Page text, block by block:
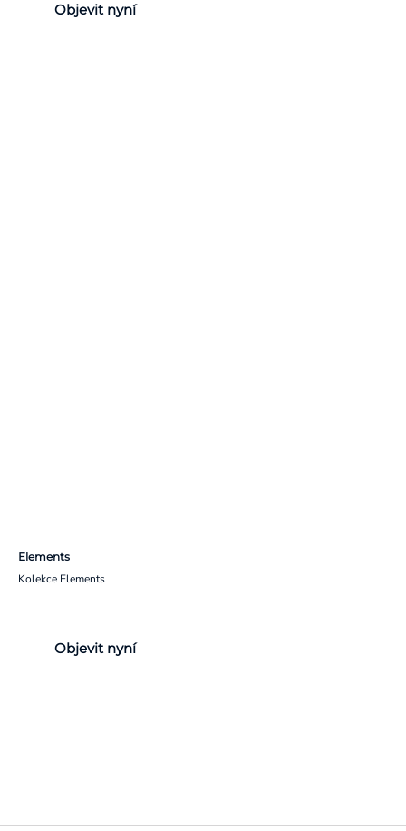
Objevit nyní
Elements
Kolekce Elements
Objevit nyní